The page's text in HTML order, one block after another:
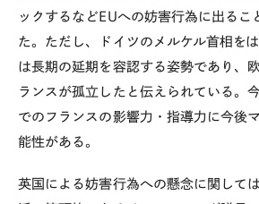
ックするなどEUへの妨害行為に出るこ
た。ただし、ドイツのメルケル首相を
は長期の延期を容認する姿勢であり、
ランスが孤立したと伝えられている。
でのフランスの影響力・指導力に今後
能性がある。
英国による妨害行為への懸念に関して